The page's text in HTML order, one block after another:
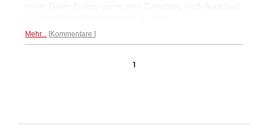
nahm Dejan Bojkov gerne eine Einladung nach Auckland
Mehr... Kommentare
1